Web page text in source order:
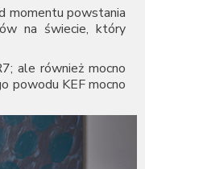
momentu powstania
na świecie, który
; ale również mocno
powodu KEF mocno